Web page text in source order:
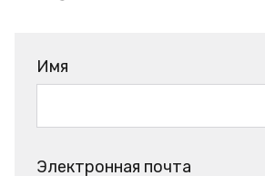
Имя
Электронная почта